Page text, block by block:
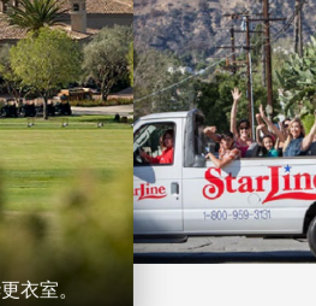
Hollywood/Tourcoach Charter
Starline Tours 提供更加广泛的好莱坞观光之旅，向世人展示这个世界知名之地的多个迷人之处。